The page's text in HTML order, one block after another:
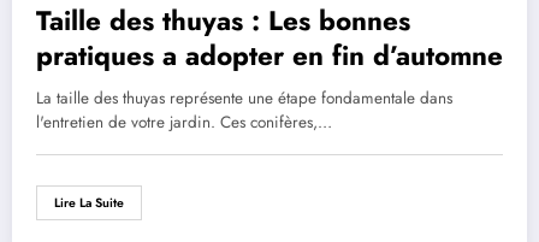
Taille des thuyas : Les bonnes
pratiques a adopter en fin d’automne
La taille des thuyas représente une étape fondamentale dans
l'entretien de votre jardin. Ces conifères,…
Lire La Suite